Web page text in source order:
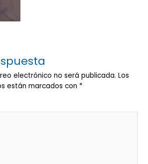
electrónico no será publicada. Los
están marcados con *